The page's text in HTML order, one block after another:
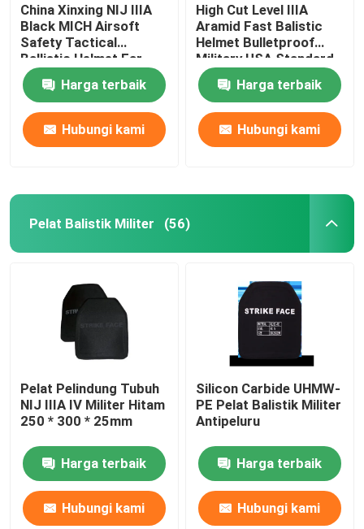
China Xinxing NIJ IIIA
Black MICH Airsoft
Safety Tactical
Ballistic Helmet Ear
Protection
Harga terbaik
Hubungi kami
High Cut Level IIIA
Aramid Fast Balistic
Helmet Bulletproof
Military USA Standard
Harga terbaik
Hubungi kami
Pelat Balistik Militer (56)
Pelat Pelindung Tubuh
NIJ IIIA IV Militer Hitam
250 * 300 * 25mm
Harga terbaik
Hubungi kami
Silicon Carbide UHMW-
PE Pelat Balistik Militer
Antipeluru
Harga terbaik
Hubungi kami